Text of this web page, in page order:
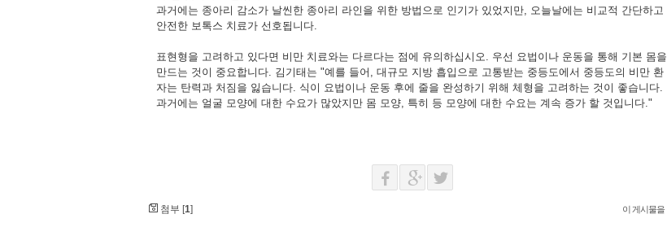
과거에는 종아리 감소가 날씬한 종아리 라인을 위한 방법으로 인기가 있었지만, 오늘날에는 비교적 간단하고
안전한 보톡스 치료가 선호됩니다.
표현형을 고려하고 있다면 비만 치료와는 다르다는 점에 유의하십시오. 우선 요법이나 운동을 통해 기본 몸을
만드는 것이 중요합니다. 김기태는 "예를 들어, 대규모 지방 흡입으로 고통받는 중등도에서 중등도의 비만 환
자는 탄력과 처짐을 잃습니다. 식이 요법이나 운동 후에 줄을 완성하기 위해 체형을 고려하는 것이 좋습니다.
과거에는 얼굴 모양에 대한 수요가 많았지만 몸 모양, 특히 등 모양에 대한 수요는 계속 증가 할 것입니다."
첨부 [1] 이 게시물을